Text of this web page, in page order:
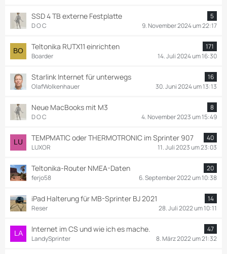
SSD 4 TB externe Festplatte
5
D O C
9. November 2024 um 22:17
Teltonika RUTX11 einrichten
171
Boarder
14. Juli 2024 um 16:30
Starlink Internet für unterwegs
16
OlafWolkenhauer
30. Juni 2024 um 13:13
Neue MacBooks mit M3
8
D O C
4. November 2023 um 15:49
TEMPMATIC oder THERMOTRONIC im Sprinter 907
40
LUXOR
11. Juli 2023 um 23:03
Teltonika-Router NMEA-Daten
20
ferjo58
6. September 2022 um 10:38
iPad Halterung für MB-Sprinter BJ 2021
14
Reser
28. Juli 2022 um 10:11
Internet im CS und wie ich es mache.
47
LandySprinter
8. März 2022 um 21:32